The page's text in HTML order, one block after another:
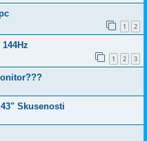
1 2
1 2 3
Skusenosti